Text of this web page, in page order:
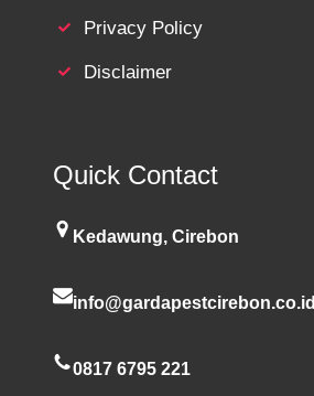
Privacy Policy
Disclaimer
Quick Contact
Kedawung, Cirebon
info@gardapestcirebon.co.id
0817 6795 221